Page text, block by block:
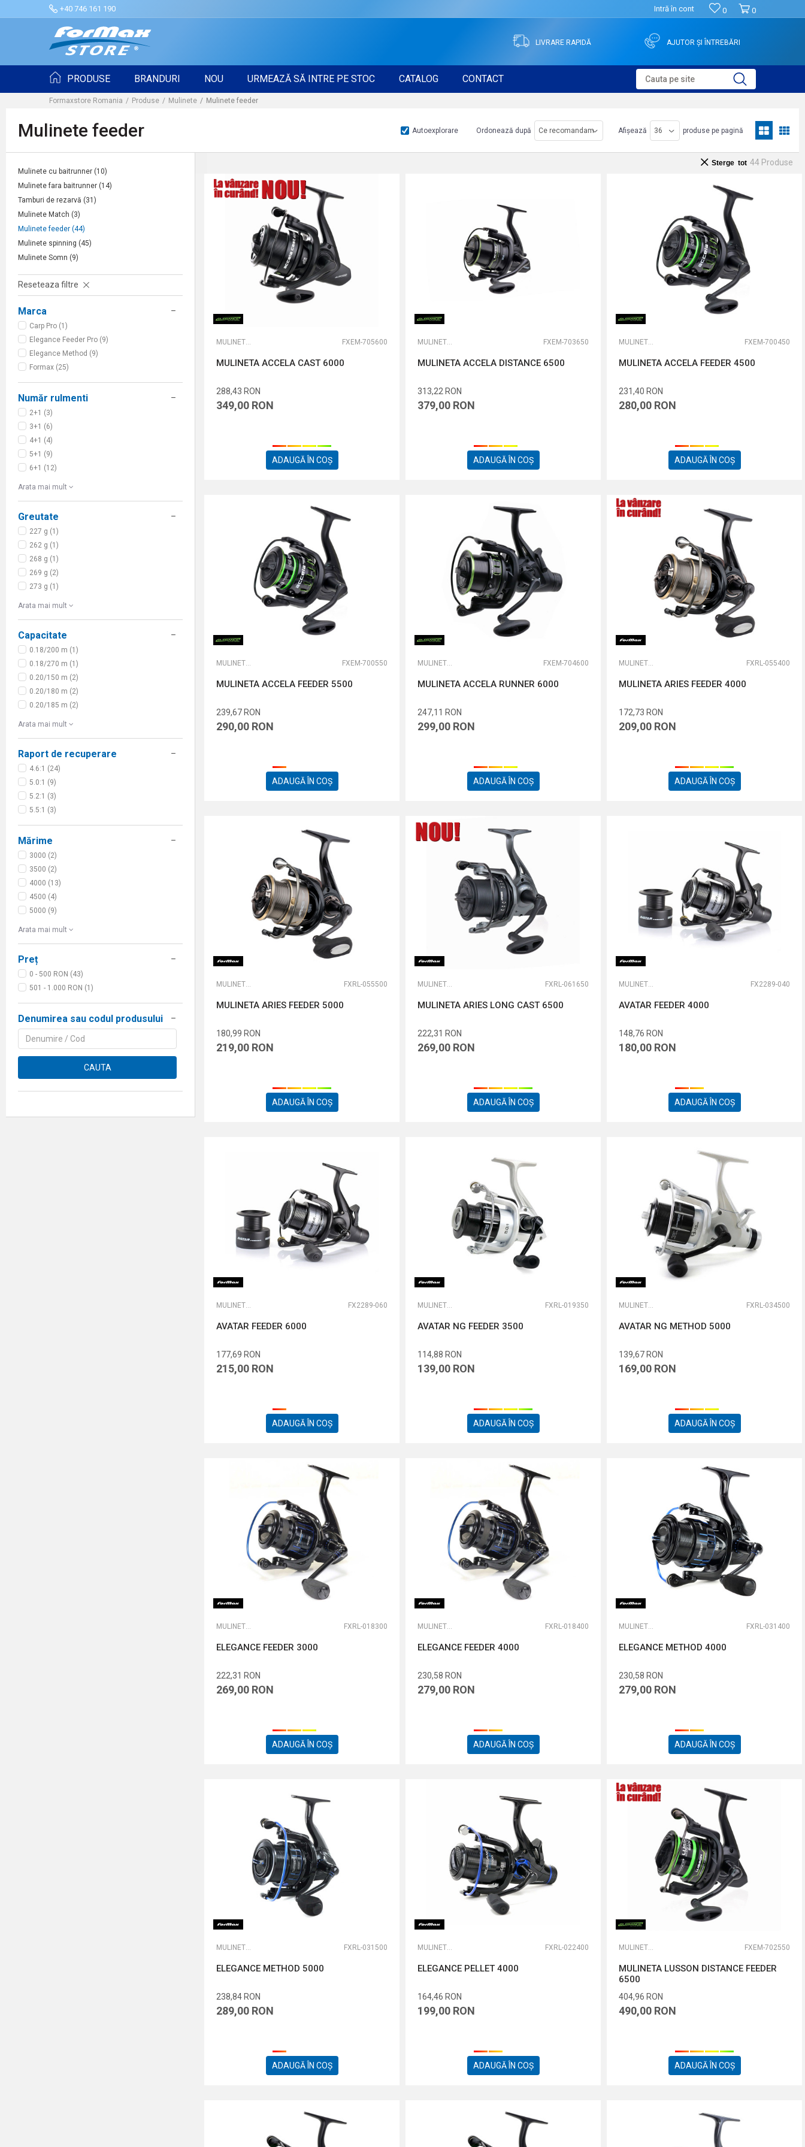
+40 746 161 190 0
0
Intră în cont
LIVRARE RAPIDĂ AJUTOR ȘI ÎNTREBĂRI
PRODUSE BRANDURI NOU URMEAZĂ SĂ INTRE PE STOC CATALOG CONTACT Cauta pe site
Formaxstore Romania Produse Mulinete Mulinete feeder
Mulinete feeder Autoexplorare Ordonează după Afișează produse pe pagină
Mulinete cu baitrunner (10)
Mulinete fara baitrunner (14)
Tamburi de rezarvă (31)
Mulinete Match (3)
Mulinete feeder (44)
Mulinete spinning (45)
Mulinete Somn (9)
Reseteaza filtre
Marca
Carp Pro (1)
Elegance Feeder Pro (9)
Elegance Method (9)
Formax (25)
Număr rulmenti
2+1 (3)
3+1 (6)
4+1 (4)
5+1 (9)
6+1 (12)
Arata mai mult
Greutate
227 g (1)
262 g (1)
268 g (1)
269 g (2)
273 g (1)
Arata mai mult
Capacitate
0.18/200 m (1)
0.18/270 m (1)
0.20/150 m (2)
0.20/180 m (2)
0.20/185 m (2)
Arata mai mult
Raport de recuperare
4.6:1 (24)
5.0:1 (9)
5.2:1 (3)
5.5:1 (3)
Mărime
3000 (2)
3500 (2)
4000 (13)
4500 (4)
5000 (9)
Arata mai mult
Preț
0 - 500 RON (43)
501 - 1.000 RON (1)
Denumirea sau codul produsului
CAUTA
44 Produse
Sterge tot
MULINETE FEEDER FXEM-705600
MULINETA ACCELA CAST 6000
288,43 RON
349,00 RON
ADAUGĂ ÎN COȘ
MULINETE FEEDER FXEM-703650
MULINETA ACCELA DISTANCE 6500
313,22 RON
379,00 RON
ADAUGĂ ÎN COȘ
MULINETE FEEDER FXEM-700450
MULINETA ACCELA FEEDER 4500
231,40 RON
280,00 RON
ADAUGĂ ÎN COȘ
MULINETE FEEDER FXEM-700550
MULINETA ACCELA FEEDER 5500
239,67 RON
290,00 RON
ADAUGĂ ÎN COȘ
MULINETE FEEDER FXEM-704600
MULINETA ACCELA RUNNER 6000
247,11 RON
299,00 RON
ADAUGĂ ÎN COȘ
MULINETE FEEDER FXRL-055400
MULINETA ARIES FEEDER 4000
172,73 RON
209,00 RON
ADAUGĂ ÎN COȘ
MULINETE FEEDER FXRL-055500
MULINETA ARIES FEEDER 5000
180,99 RON
219,00 RON
ADAUGĂ ÎN COȘ
MULINETE FEEDER FXRL-061650
MULINETA ARIES LONG CAST 6500
222,31 RON
269,00 RON
ADAUGĂ ÎN COȘ
MULINETE FEEDER FX2289-040
AVATAR FEEDER 4000
148,76 RON
180,00 RON
ADAUGĂ ÎN COȘ
MULINETE FEEDER FX2289-060
AVATAR FEEDER 6000
177,69 RON
215,00 RON
ADAUGĂ ÎN COȘ
MULINETE FEEDER FXRL-019350
AVATAR NG FEEDER 3500
114,88 RON
139,00 RON
ADAUGĂ ÎN COȘ
MULINETE FEEDER FXRL-034500
AVATAR NG METHOD 5000
139,67 RON
169,00 RON
ADAUGĂ ÎN COȘ
MULINETE FEEDER FXRL-018300
ELEGANCE FEEDER 3000
222,31 RON
269,00 RON
ADAUGĂ ÎN COȘ
MULINETE FEEDER FXRL-018400
ELEGANCE FEEDER 4000
230,58 RON
279,00 RON
ADAUGĂ ÎN COȘ
MULINETE FEEDER FXRL-031400
ELEGANCE METHOD 4000
230,58 RON
279,00 RON
ADAUGĂ ÎN COȘ
MULINETE FEEDER FXRL-031500
ELEGANCE METHOD 5000
238,84 RON
289,00 RON
ADAUGĂ ÎN COȘ
MULINETE FEEDER FXRL-022400
ELEGANCE PELLET 4000
164,46 RON
199,00 RON
ADAUGĂ ÎN COȘ
MULINETE FEEDER FXEM-702550
MULINETA LUSSON DISTANCE FEEDER
6500
404,96 RON
490,00 RON
ADAUGĂ ÎN COȘ